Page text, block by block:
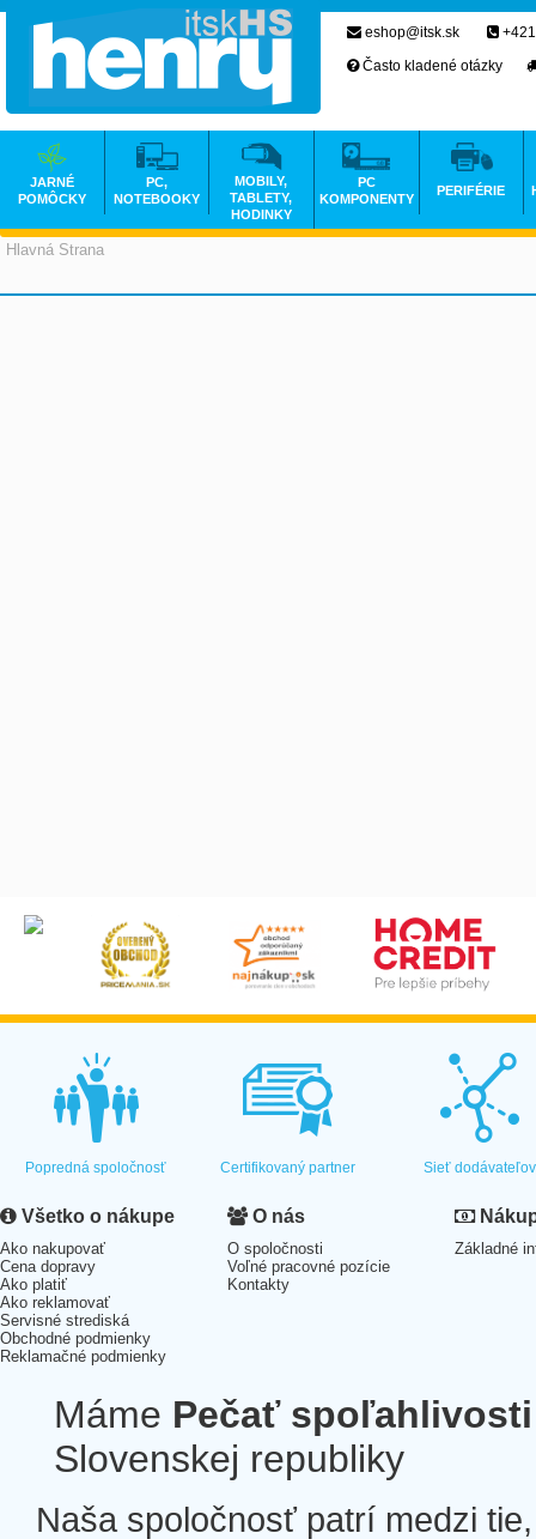
Hlavná Strana
eshop@itsk.sk
Často kladené otázky
JARNÉ
POMÔCKY
PC,
NOTEBOOKY
MOBILY,
TABLETY,
HODINKY
PC
KOMPONENTY
PERIFÉRIE
Popredná spoločnosť Certifikovaný partner Sieť dodávateľov
Všetko o nákupe
Ako nakupovať
Cena dopravy
Ako platiť
Ako reklamovať
Servisné strediská
Obchodné podmienky
Reklamačné podmienky
O nás
O spoločnosti
Voľné pracovné pozície
Kontakty
Základné
Máme Pečať spoľahlivosti
Slovenskej republiky
Naša spoločnosť patrí medzi